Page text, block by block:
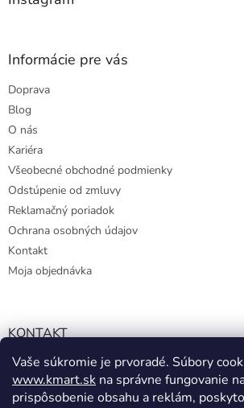
Vaše súkromie je prvoradé. Súbory
www.kmart.sk na správne fungovanie
prispôsobenie obsahu a reklám,
Informácie pre vás
Doprava
Blog
O nás
Kariéra
Všeobecné obchodné podmienky
Odstúpenie od zmluvy
Reklamačný poriadok
Ochrana osobných údajov
Kontakt
Moja objednávka
KONTAKT
info@kmart.sk
+421 947 979 193